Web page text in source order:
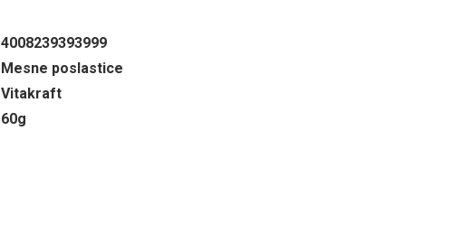
4008239393999
Mesne poslastice
Vitakraft
60g